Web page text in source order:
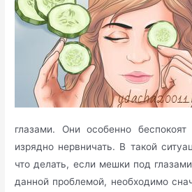
глазами. Они особенно
изрядно нервничать. В такой
что делать, если мешки под
данной проблемой, необходимо